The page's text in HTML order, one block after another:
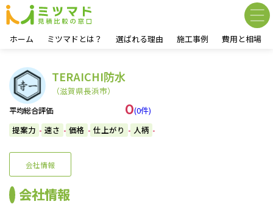
ホーム ミツマドとは？ 選ばれる理由 施工事例 費用と相場
平均総合評価 0(0件)
提案力 - 速さ - 価格 - 仕上がり - 人柄 -
TERAICHI防水
（滋賀県長浜市）
会社情報
会社情報